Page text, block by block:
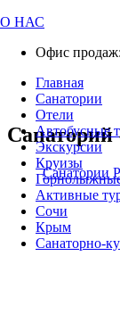
О НАС
Офис
Главная
Санатории
Отели
Автобусные
Экскурсии
Круизы
Активные
Сочи
Крым
Санаторно-
Санатории